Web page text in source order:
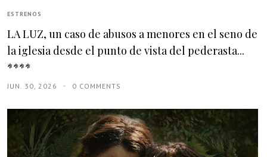
ESTRENOS
LA LUZ, un caso de abusos a menores en el seno de
la iglesia desde el punto de vista del pederasta...
****
JUN. 30, 2026 0 COMMENTS